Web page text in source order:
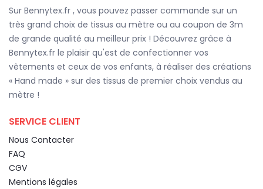
Sur Bennytex.fr , vous pouvez passer commande sur un
très grand choix de tissus au mètre ou au coupon de 3m
de grande qualité au meilleur prix ! Découvrez grâce à
Bennytex.fr le plaisir qu'est de confectionner vos
vêtements et ceux de vos enfants, à réaliser des créations
« Hand made » sur des tissus de premier choix vendus au
mètre !
SERVICE CLIENT
Nous Contacter
FAQ
CGV
Mentions légales